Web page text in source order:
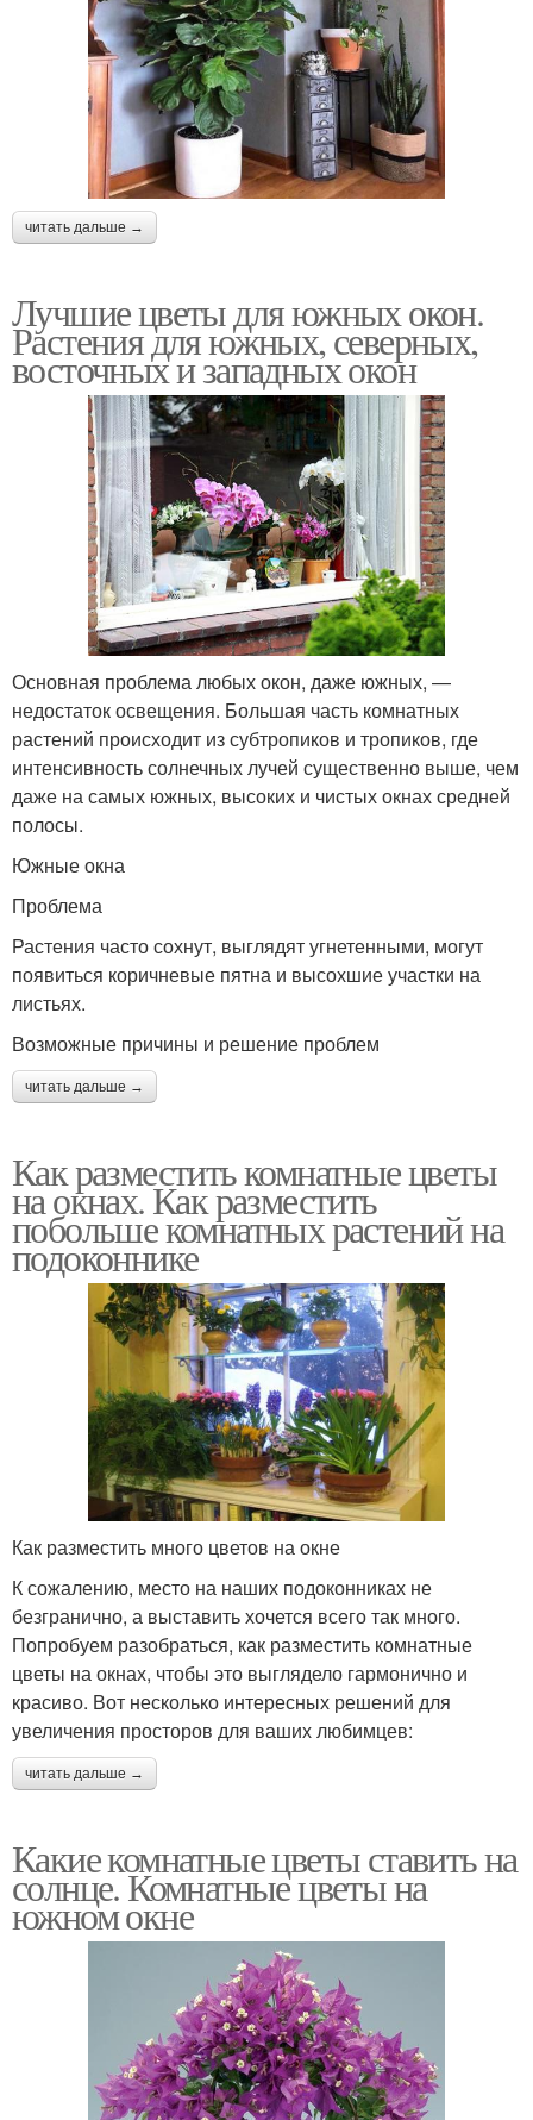
читать дальше →
Лучшие цветы для южных окон.
Растения для южных, северных,
восточных и западных окон
Основная проблема любых окон, даже южных, —
недостаток освещения. Большая часть комнатных
растений происходит из субтропиков и тропиков, где
интенсивность солнечных лучей существенно выше, чем
даже на самых южных, высоких и чистых окнах средней
полосы.
Южные окна
Проблема
Растения часто сохнут, выглядят угнетенными, могут
появиться коричневые пятна и высохшие участки на
листьях.
Возможные причины и решение проблем
читать дальше →
Как разместить комнатные цветы
на окнах. Как разместить
побольше комнатных растений на
подоконнике
Как разместить много цветов на окне
К сожалению, место на наших подоконниках не
безгранично, а выставить хочется всего так много.
Попробуем разобраться, как разместить комнатные
цветы на окнах, чтобы это выглядело гармонично и
красиво. Вот несколько интересных решений для
увеличения просторов для ваших любимцев:
читать дальше →
Какие комнатные цветы ставить на
солнце. Комнатные цветы на
южном окне